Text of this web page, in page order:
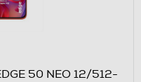
50 NEO 12/512-